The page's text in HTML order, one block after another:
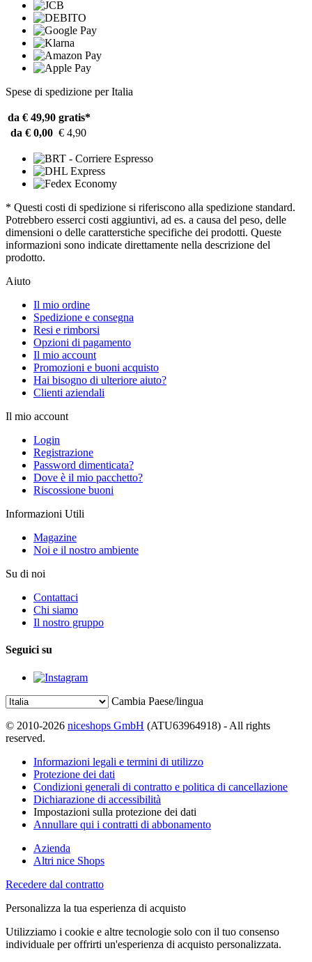
Spese di spedizione per Italia
da € 49,90 gratis*
da € 0,00 € 4,90
* Questi costi di spedizione si riferiscono alla spedizione standard.
Potrebbero esserci costi aggiuntivi, ad es. a causa del peso, delle
dimensioni o delle caratterstiche specifiche dei prodotti. Queste
informazioni sono indicate direttamente nella descrizione del
prodotto.
Aiuto
Il mio ordine
Spedizione e consegna
Resi e rimborsi
Opzioni di pagamento
Il mio account
Promozioni e buoni acquisto
Hai bisogno di ulteriore aiuto?
Clienti aziendali
Il mio account
Login
Registrazione
Password dimenticata?
Dove è il mio pacchetto?
Riscossione buoni
Informazioni Utili
Magazine
Noi e il nostro ambiente
Su di noi
Contattaci
Chi siamo
Il nostro gruppo
Seguici su
Cambia Paese/lingua
© 2010-2026 niceshops GmbH (ATU63964918) - All rights
reserved.
Informazioni legali e termini di utilizzo
Protezione dei dati
Condizioni generali di contratto e politica di cancellazione
Dichiarazione di accessibilità
Impostazioni sulla protezione dei dati
Annullare qui i contratti di abbonamento
Azienda
Altri nice Shops
Recedere dal contratto
Personalizza la tua esperienza di acquisto
Utilizziamo i cookie e altre tecnologie solo con il tuo consenso
individuale per offrirti un'esperienza di acquisto personalizzata.